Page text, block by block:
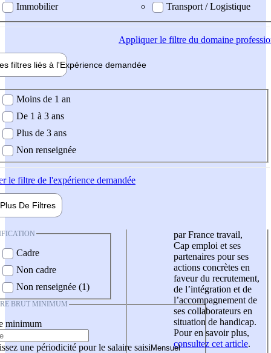
Immobilier
Transport / Logistique
Appliquerle filtre du domaine
filtres liés à l'Expérience demandée
demandée
Moins de 1 an
De 1 à 3 ans
Plus de 3 ans
Non renseignée
le filtre de l'expérience demandée
Plus De Filtres
Cadre
Non cadre
Non renseignée (1)
BRUT MINIMUM
minimum
une périodicité pour le salaire saisi
par France travail,
Cap emploi et ses
partenaires pour ses
actions concrètes en
faveur du recrutement,
de l’intégration et de
l’accompagnement de
ses collaborateurs en
situation de handicap.
Pour en savoir plus,
consultez cet article.